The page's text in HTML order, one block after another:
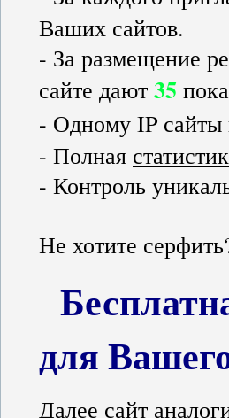
Ваших сайтов.
- За размещение
сайте дают 35
- Одному IP сайты
- Полная
- Контроль
Не хотите
для
Далее сайт